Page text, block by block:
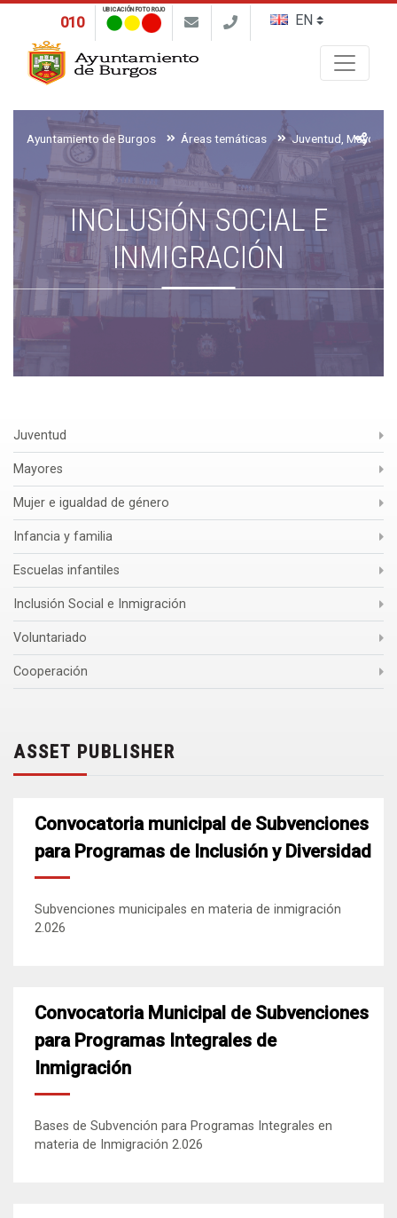
010
UBICACIÓN FOTO ROJO
Ayuntamiento de Burgos Áreas temáticas
INCLUSIÓN SOCIAL E
INMIGRACIÓN
Juventud
Mayores
Mujer e igualdad de género
Infancia y familia
Escuelas infantiles
Inclusión Social e Inmigración
Voluntariado
Cooperación
ASSET PUBLISHER
Convocatoria municipal de Subvenciones
para Programas de Inclusión y Diversidad
Subvenciones municipales en materia de inmigración
2.026
Convocatoria Municipal de Subvenciones
para Programas Integrales de
Inmigración
Bases de Subvención para Programas Integrales en
materia de Inmigración 2.026